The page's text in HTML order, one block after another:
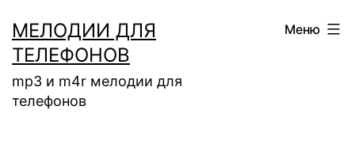
содержимому
МЕЛОДИИ ДЛЯ
ТЕЛЕФОНОВ
mp3 и m4r мелодии для
телефонов
Меню